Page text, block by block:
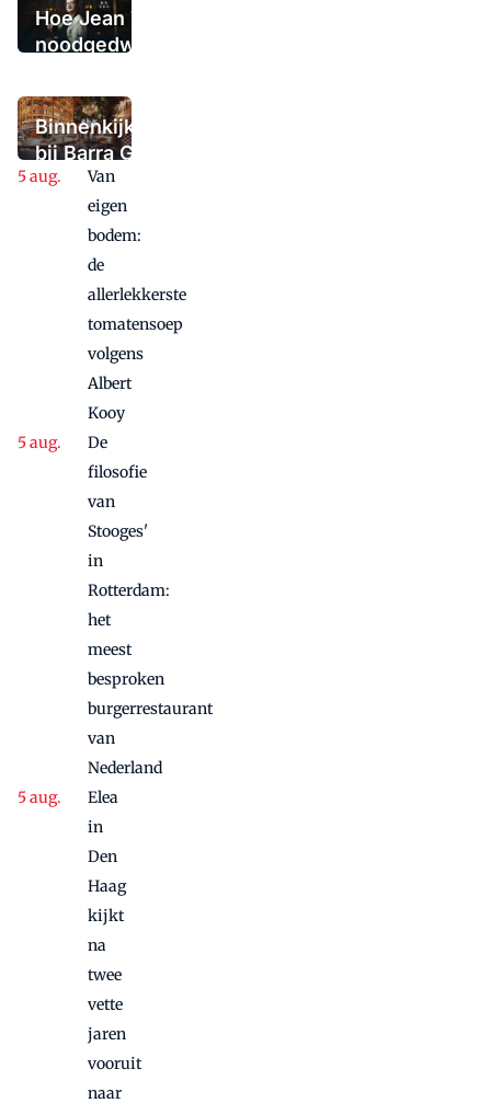
Hoe Jean Thoma
noodgedwongen
deuren sloot,
maar niet in
paniek raakte
Binnenkijken
bij Barra Gio
Dio: twee
panden, één
concept,
twee sferen
Van
eigen
bodem:
de
allerlekkerste
tomatensoep
volgens
Albert
Kooy
De
filosofie
van
Stooges'
in
Rotterdam:
het
meest
besproken
burgerrestaurant
van
Nederland
Elea
in
Den
Haag
kijkt
na
twee
vette
jaren
vooruit
naar